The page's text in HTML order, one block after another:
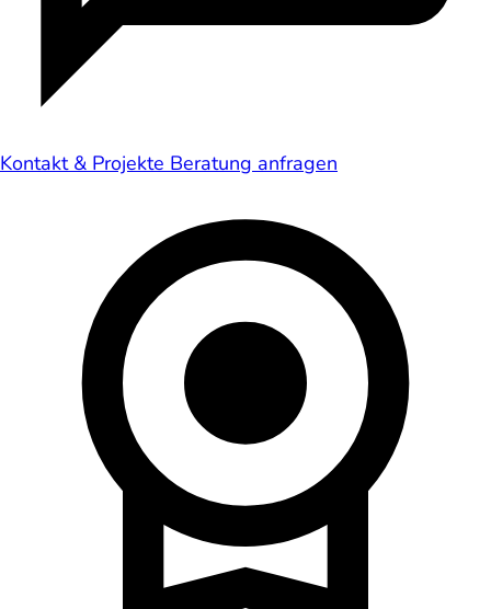
Kontakt & Projekte Beratung anfragen